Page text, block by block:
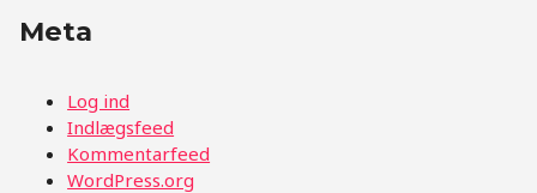
Meta
Log ind
Indlægsfeed
Kommentarfeed
WordPress.org